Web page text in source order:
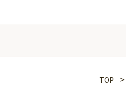
TOP >